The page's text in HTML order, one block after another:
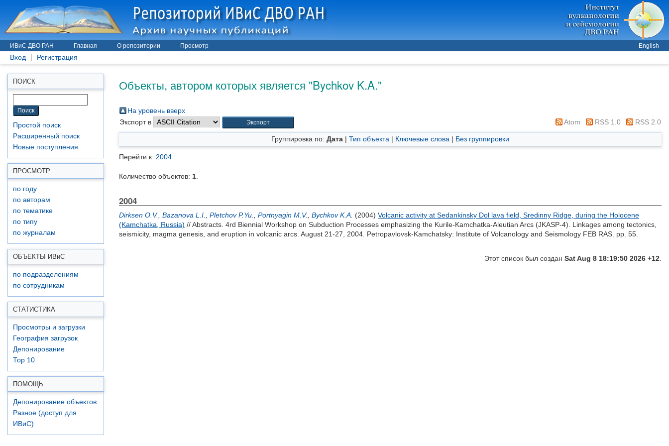
ИВиС ДВО РАН Главная О репозитории Просмотр English
Вход Регистрация
ПОИСК
Простой поиск
Расширенный поиск
Новые поступления
ПРОСМОТР
по году
по авторам
по тематике
по типу
по журналам
ОБЪЕКТЫ ИВиС
по подразделениям
по сотрудникам
СТАТИСТИКА
Просмотры и загрузки
География загрузок
Депонирование
Top 10
ПОМОЩЬ
Депонирование объектов
Разное (доступ для
ИВиС)
Объекты, автором которых является "Bychkov K.A."
На уровень вверх
Экспорт в
Atom RSS 1.0 RSS 2.0
Группировка по: Дата | Тип объекта | Ключевые слова | Без группировки
Перейти к: 2004
Количество объектов: 1
2004
Dirksen O.V. Bazanova L.I. Pletchov P.Yu. Portnyagin M.V. Bychkov K.A. (2004) Volcanic activity at Sedankinsky Dol lava field, Sredinny Ridge, during the Holocene
(Kamchatka, Russia) // Abstracts. 4rd Biennial Workshop on Subduction Processes emphasizing the Kurile-Kamchatka-Aleutian Arcs (JKASP-4). Linkages among tectonics,
seismicity, magma genesis, and eruption in volcanic arcs. August 21-27, 2004. Petropavlovsk-Kamchatsky: Institute of Volcanology and Seismology FEB RAS. pp. 55.
Этот список был создан Sat Aug 8 18:19:50 2026 +12